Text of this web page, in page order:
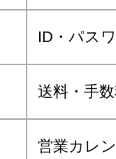
ID・パス
送料・手
営業カレ